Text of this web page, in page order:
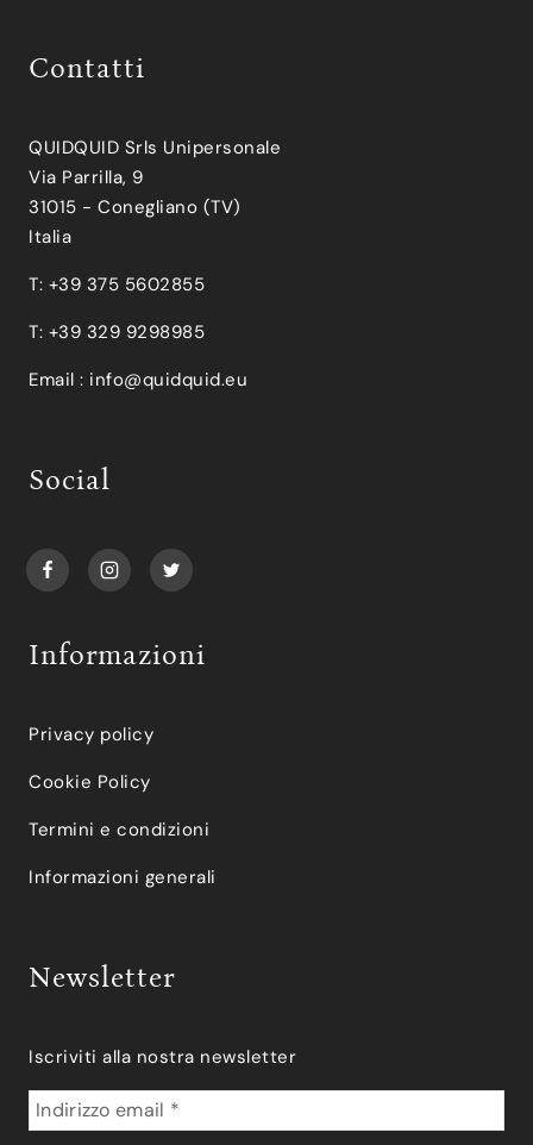
Contatti
QUIDQUID Srls Unipersonale
Via Parrilla, 9
31015 - Conegliano (TV)
Italia
T: +39 375 5602855
T: +39 329 9298985
Email : info@quidquid.eu
Social
Informazioni
Privacy policy
Cookie Policy
Termini e condizioni
Informazioni generali
Newsletter
Iscriviti alla nostra newsletter